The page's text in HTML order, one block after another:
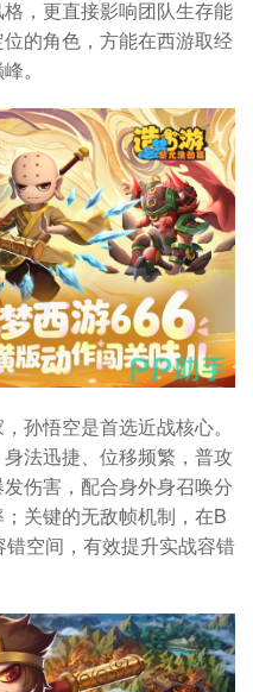
，更直接影响团队生存能
的角色，方能在西游取经
。
孙悟空是首选近战核心。
法迅捷、位移频繁，普攻
伤害，配合身外身召唤分
关键的无敌帧机制，在B
空间，有效提升实战容错